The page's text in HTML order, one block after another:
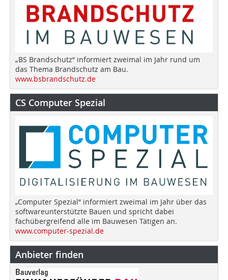
„BS Brandschutz“ informiert zweimal im Jahr rund um
das Thema Brandschutz am Bau.
www.bsbrandschutz.de
CS Computer Spezial
„Computer Spezial“ informiert zweimal im Jahr über das
softwareunterstützte Bauen und spricht dabei
fachübergreifend alle im Bauwesen Tätigen an.
www.computer-spezial.de
Anbieter finden